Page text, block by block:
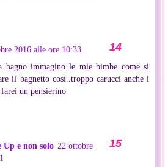
2016 alle ore 10:33
bagno immagino le mie bimbe come si
il bagnetto così..troppo carucci anche i
un pensierino
Up e non solo 22 ottobre